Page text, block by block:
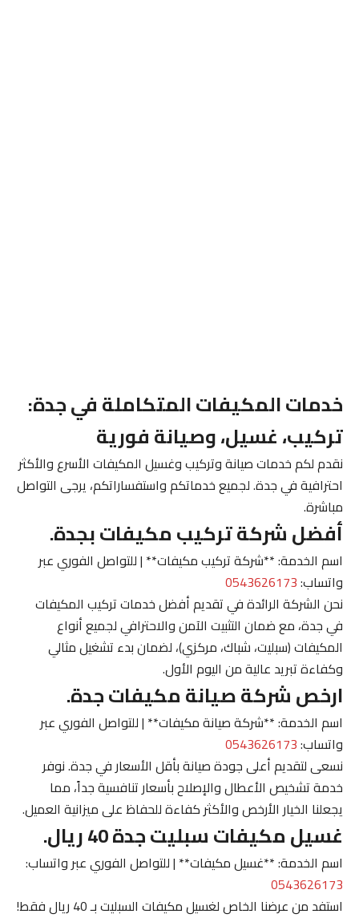
خدمات المكيفات المتكاملة في جدة:
تركيب، غسيل، وصيانة فورية
نقدم لكم خدمات صيانة وتركيب وغسيل المكيفات الأسرع والأكثر
احترافية في جدة. لجميع خدماتكم واستفساراتكم، يرجى التواصل
مباشرة.
أفضل شركة تركيب مكيفات بجدة.
اسم الخدمة: **شركة تركيب مكيفات** | للتواصل الفوري عبر
واتساب:0543626173
نحن الشركة الرائدة في تقديم أفضل خدمات تركيب المكيفات
في جدة، مع ضمان التثبيت الآمن والاحترافي لجميع أنواع
المكيفات (سبليت، شباك، مركزي)، لضمان بدء تشغيل مثالي
وكفاءة تبريد عالية من اليوم الأول.
ارخص شركة صيانة مكيفات جدة.
اسم الخدمة: **شركة صيانة مكيفات** | للتواصل الفوري عبر
واتساب:0543626173
نسعى لتقديم أعلى جودة صيانة بأقل الأسعار في جدة. نوفر
خدمة تشخيص الأعطال والإصلاح بأسعار تنافسية جداً، مما
يجعلنا الخيار الأرخص والأكثر كفاءة للحفاظ على ميزانية العميل.
غسيل مكيفات سبليت جدة 40 ريال.
اسم الخدمة: **غسيل مكيفات** | للتواصل الفوري عبر واتساب:
0543626173
استفد من عرضنا الخاص لغسيل مكيفات السبليت بـ 40 ريال فقط!